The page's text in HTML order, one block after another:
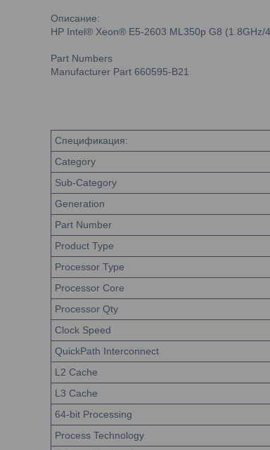
Описание:
HP Intel® Xeon® E5-2603 ML350p G8
Part Numbers
Manufacturer Part 660595-B21
Спецификация:
Category
Sub-Category
Generation
Part Number
Product Type
Processor Type
Processor Core
Processor Qty
Clock Speed
QuickPath Interconnect
L2 Cache
L3 Cache
64-bit Processing
Process Technology